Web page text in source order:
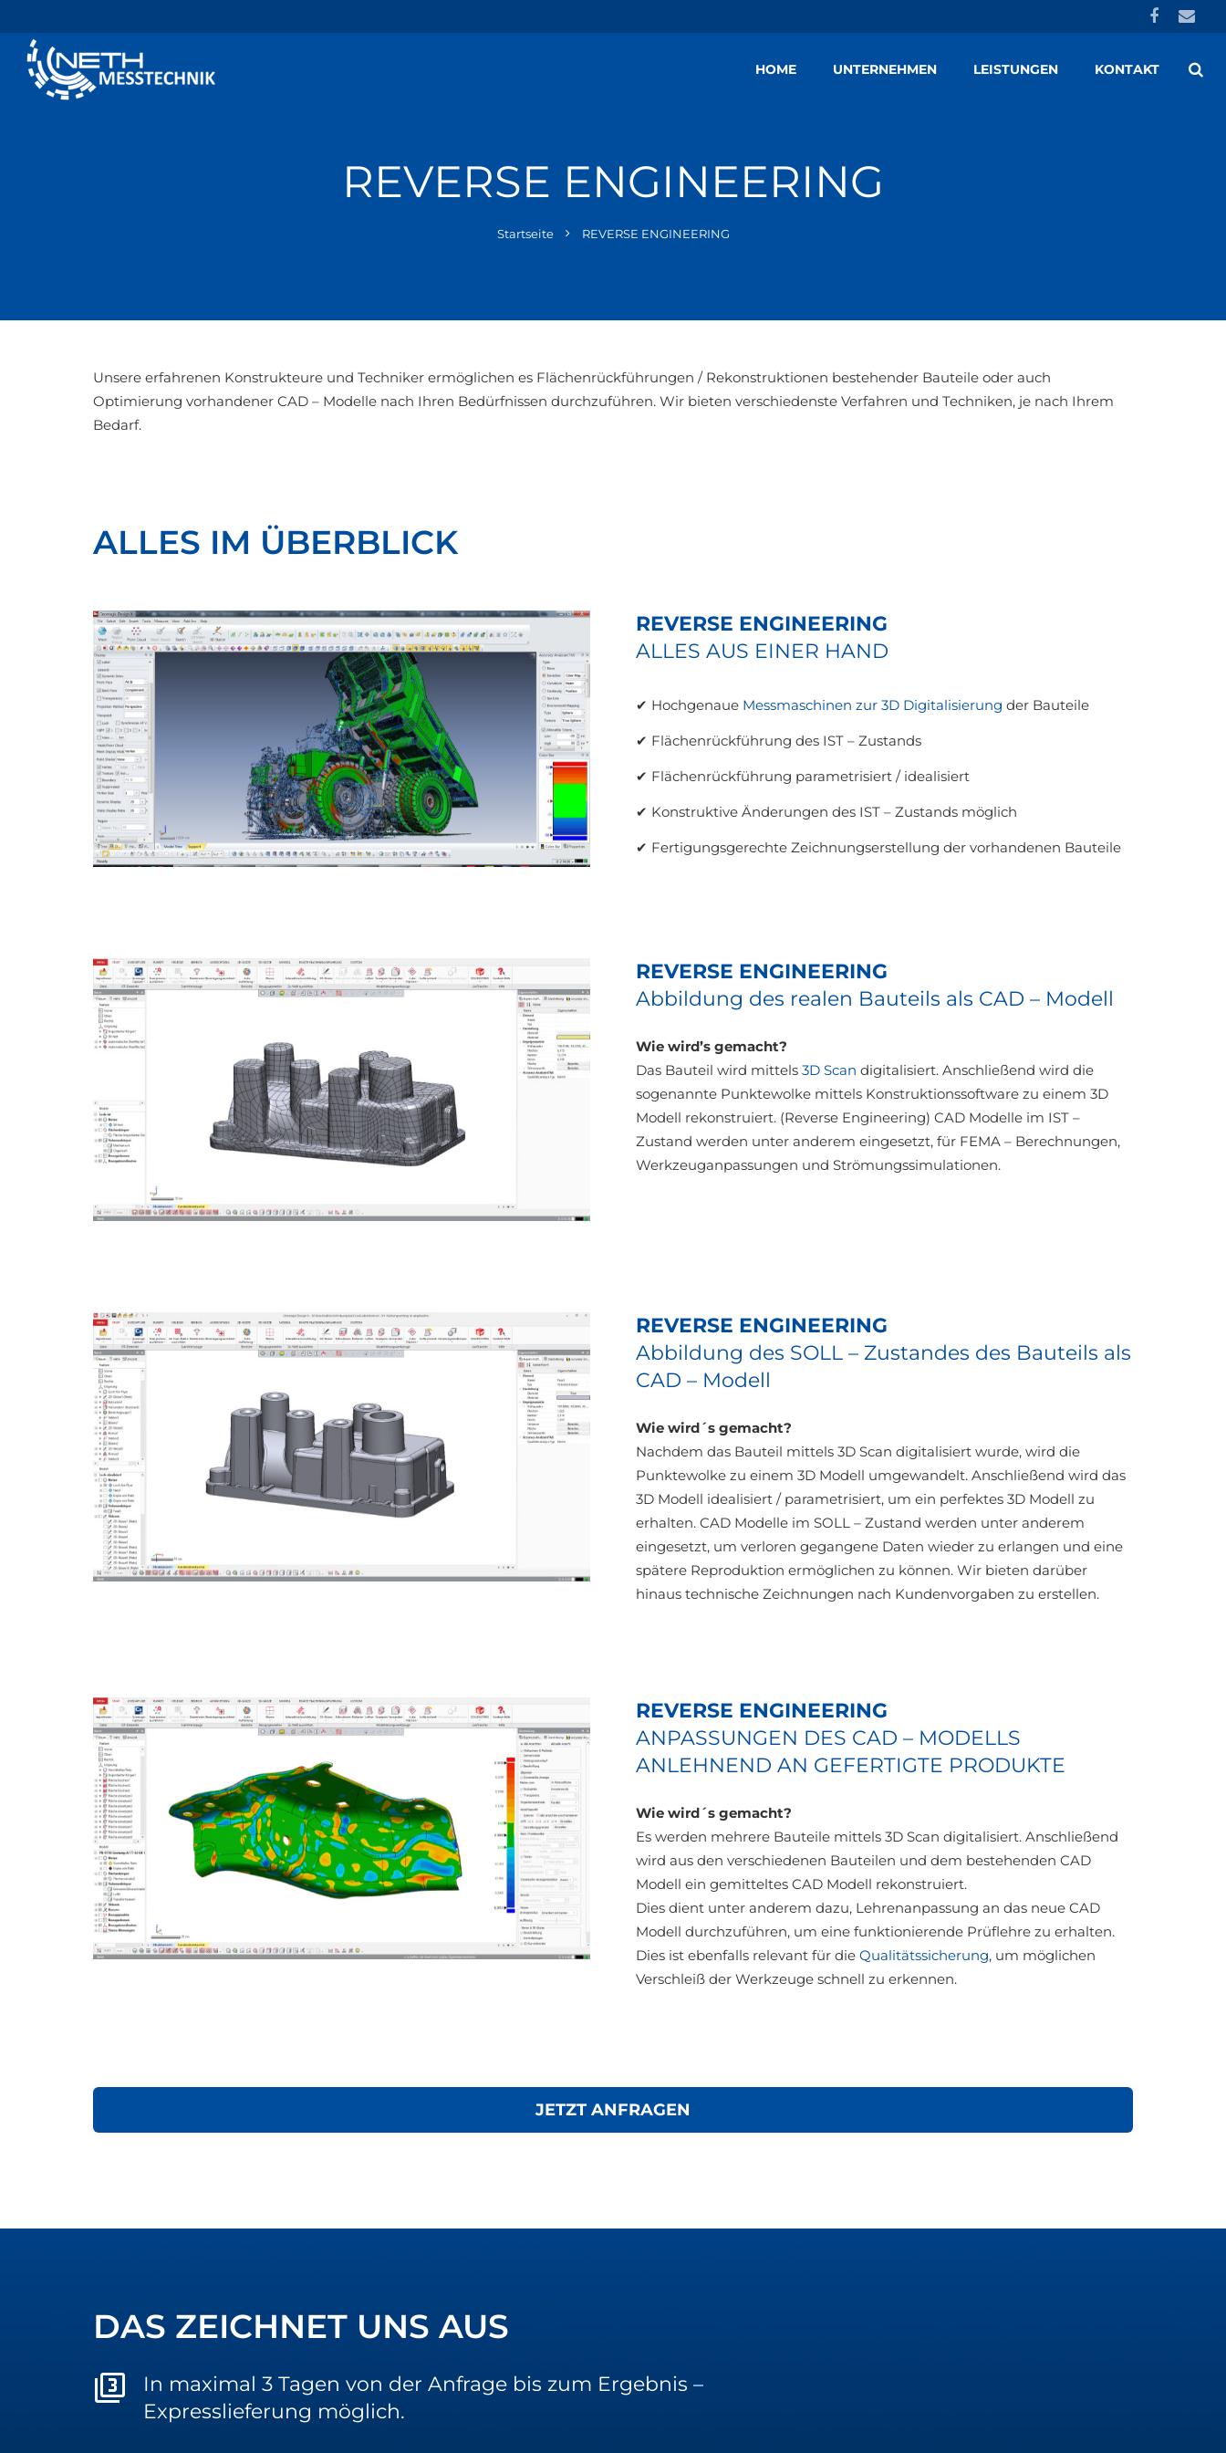
HOME UNTERNEHMEN LEISTUNGEN KONTAKT
REVERSE ENGINEERING
Startseite REVERSE ENGINEERING
Unsere erfahrenen Konstrukteure und Techniker ermöglichen es Flächenrückführungen / Rekonstruktionen bestehender Bauteile oder auch
Optimierung vorhandener CAD – Modelle nach Ihren Bedürfnissen durchzuführen. Wir bieten verschiedenste Verfahren und Techniken, je nach Ihrem
Bedarf.
ALLES IM ÜBERBLICK
REVERSE ENGINEERING
ALLES AUS EINER HAND
✔ Hochgenaue Messmaschinen zur 3D Digitalisierung der Bauteile
✔ Flächenrückführung des IST – Zustands
✔ Flächenrückführung parametrisiert / idealisiert
✔ Konstruktive Änderungen des IST – Zustands möglich
✔ Fertigungsgerechte Zeichnungserstellung der vorhandenen Bauteile
REVERSE ENGINEERING
Abbildung des realen Bauteils als CAD – Modell
Wie wird’s gemacht?
Das Bauteil wird mittels 3D Scan digitalisiert. Anschließend wird die
sogenannte Punktewolke mittels Konstruktionssoftware zu einem 3D
Modell rekonstruiert. (Reverse Engineering) CAD Modelle im IST –
Zustand werden unter anderem eingesetzt, für FEMA – Berechnungen,
Werkzeuganpassungen und Strömungssimulationen.
REVERSE ENGINEERING
Abbildung des SOLL – Zustandes des Bauteils als
CAD – Modell
Wie wird´s gemacht?
Nachdem das Bauteil mittels 3D Scan digitalisiert wurde, wird die
Punktewolke zu einem 3D Modell umgewandelt. Anschließend wird das
3D Modell idealisiert / parametrisiert, um ein perfektes 3D Modell zu
erhalten. CAD Modelle im SOLL – Zustand werden unter anderem
eingesetzt, um verloren gegangene Daten wieder zu erlangen und eine
spätere Reproduktion ermöglichen zu können. Wir bieten darüber
hinaus technische Zeichnungen nach Kundenvorgaben zu erstellen.
REVERSE ENGINEERING
ANPASSUNGEN DES CAD – MODELLS
ANLEHNEND AN GEFERTIGTE PRODUKTE
Wie wird´s gemacht?
Es werden mehrere Bauteile mittels 3D Scan digitalisiert. Anschließend
wird aus den verschiedenen Bauteilen und dem bestehenden CAD
Modell ein gemitteltes CAD Modell rekonstruiert.
Dies dient unter anderem dazu, Lehrenanpassung an das neue CAD
Modell durchzuführen, um eine funktionierende Prüflehre zu erhalten.
Dies ist ebenfalls relevant für die Qualitätssicherung, um möglichen
Verschleiß der Werkzeuge schnell zu erkennen.
JETZT ANFRAGEN
DAS ZEICHNET UNS AUS
In maximal 3 Tagen von der Anfrage bis zum Ergebnis –
Expresslieferung möglich.